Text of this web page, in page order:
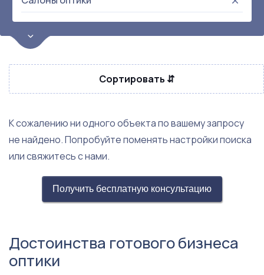
Цена
от:
до:
Прибыль
Метро
Сортировать ⇵
К сожалению ни одного объекта по вашему запросу
не найдено. Попробуйте поменять настройки поиска
или свяжитесь с нами.
Получить бесплатную консультацию
Достоинства готового бизнеса
оптики